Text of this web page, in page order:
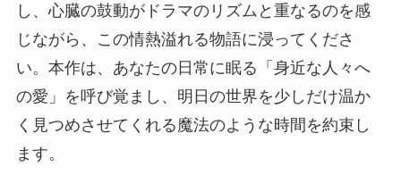
し、心臓の鼓動がドラマのリズムと重なるのを感
じながら、この情熱溢れる物語に浸ってくださ
い。本作は、あなたの日常に眠る「身近な人々へ
の愛」を呼び覚まし、明日の世界を少しだけ温か
く見つめさせてくれる魔法のような時間を約束し
ます。